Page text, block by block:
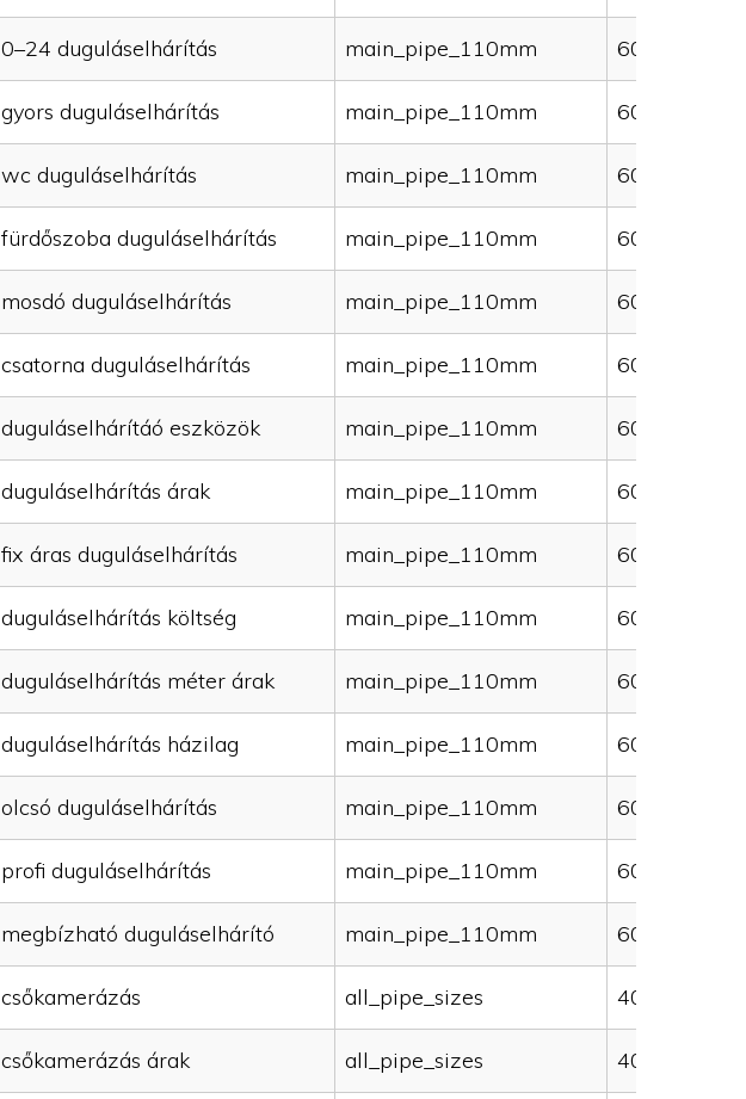
0–24 duguláselhárítás main_pipe_110mm 60000
gyors duguláselhárítás main_pipe_110mm 60000
wc duguláselhárítás main_pipe_110mm 60000
fürdőszoba duguláselhárítás main_pipe_110mm 60000
mosdó duguláselhárítás main_pipe_110mm 60000
csatorna duguláselhárítás main_pipe_110mm 60000
duguláselhárítáó eszközök main_pipe_110mm 60000
duguláselhárítás árak main_pipe_110mm 60000
fix áras duguláselhárítás main_pipe_110mm 60000
duguláselhárítás költség main_pipe_110mm 60000
duguláselhárítás méter árak main_pipe_110mm 60000
duguláselhárítás házilag main_pipe_110mm 60000
olcsó duguláselhárítás main_pipe_110mm 60000
profi duguláselhárítás main_pipe_110mm 60000
megbízható duguláselhárító main_pipe_110mm 60000
csőkamerázás all_pipe_sizes 40000
csőkamerázás árak all_pipe_sizes 40000